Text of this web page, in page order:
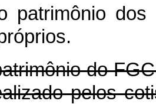
patrimônio
do
pelos